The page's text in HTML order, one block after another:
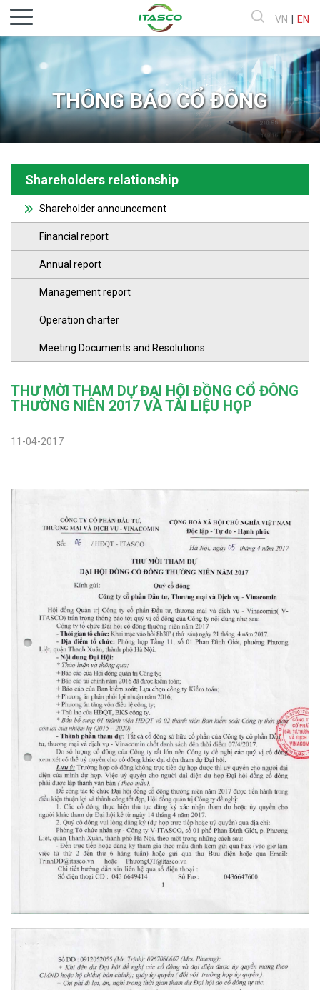
VN EN
THÔNG BÁO CỔ ĐÔNG
Shareholders relationship
Shareholder announcement
Financial report
Annual report
Management report
Operation charter
Meeting Documents and Resolutions
THƯ MỜI THAM DỰ ĐẠI HỘI ĐỒNG CỔ ĐÔNG
THƯỜNG NIÊN 2017 VÀ TÀI LIỆU HỌP
11-04-2017